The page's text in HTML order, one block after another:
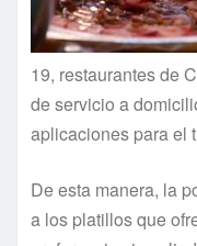
19, restaurantes de
de servicio a
aplicaciones para el
De esta manera, la
a los platillos que